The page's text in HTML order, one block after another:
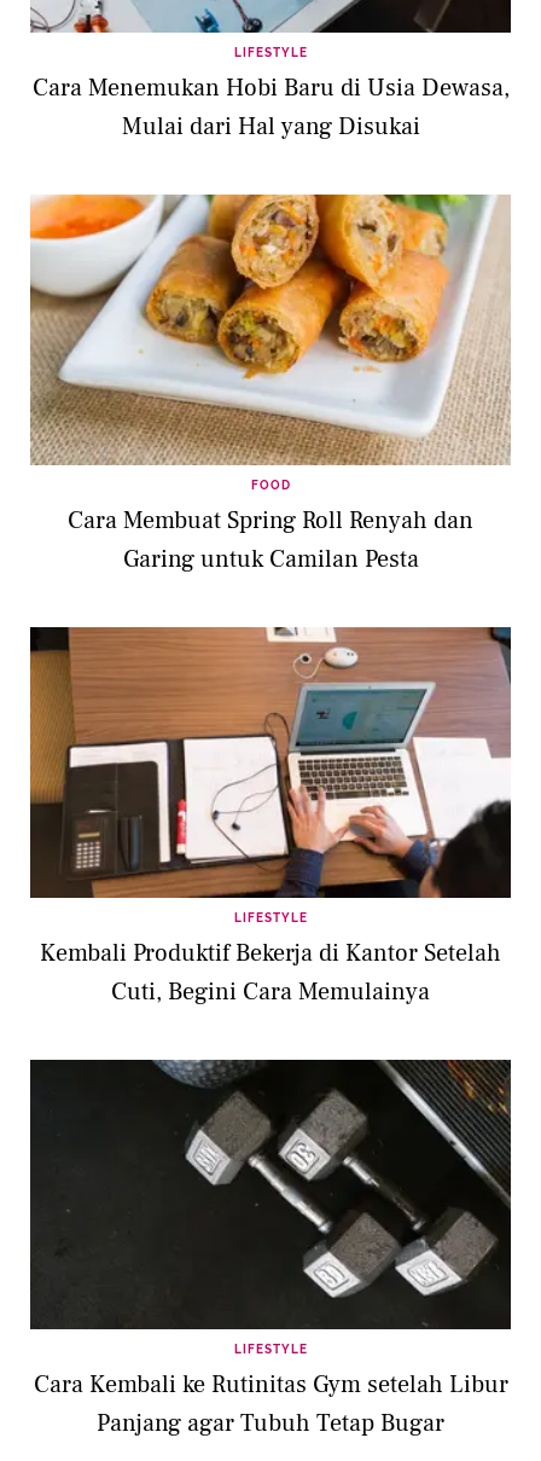
LIFESTYLE
Cara Menemukan Hobi Baru di Usia Dewasa,
Mulai dari Hal yang Disukai
FOOD
Cara Membuat Spring Roll Renyah dan
Garing untuk Camilan Pesta
LIFESTYLE
Kembali Produktif Bekerja di Kantor Setelah
Cuti, Begini Cara Memulainya
LIFESTYLE
Cara Kembali ke Rutinitas Gym setelah Libur
Panjang agar Tubuh Tetap Bugar